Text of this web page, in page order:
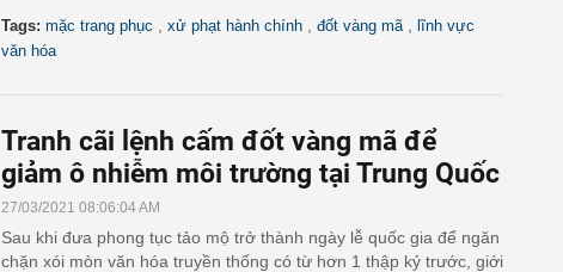
Tags: mặc trang phục xử phạt hành chính đốt vàng mã
lĩnh vực
văn hóa
Tranh cãi lệnh cấm đốt vàng mã để
giảm ô nhiễm môi trường tại Trung Quốc
27/03/2021 08:06:04 AM
Sau khi đưa phong tục tảo mộ trở thành ngày lễ quốc gia để ngăn
chặn xói mòn văn hóa truyền thống có từ hơn 1 thập kỷ trước, giới